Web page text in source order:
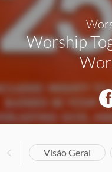
Worship
Visão Geral